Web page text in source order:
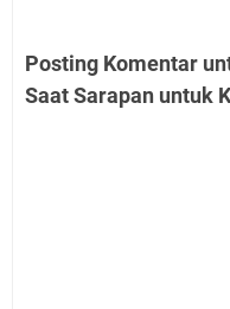
Posting Komentar
Saat Sarapan untuk